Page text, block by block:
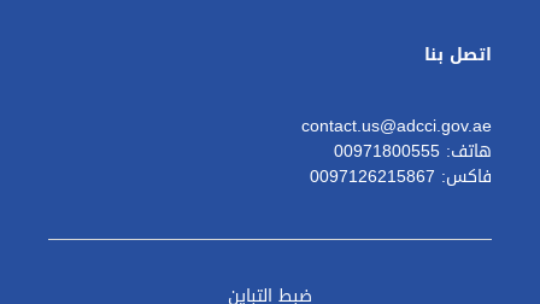
اتصل بنا
contact.us@adcci.gov.ae
هاتف: 00971800555
فاكس: 0097126215867
ضبط التباين